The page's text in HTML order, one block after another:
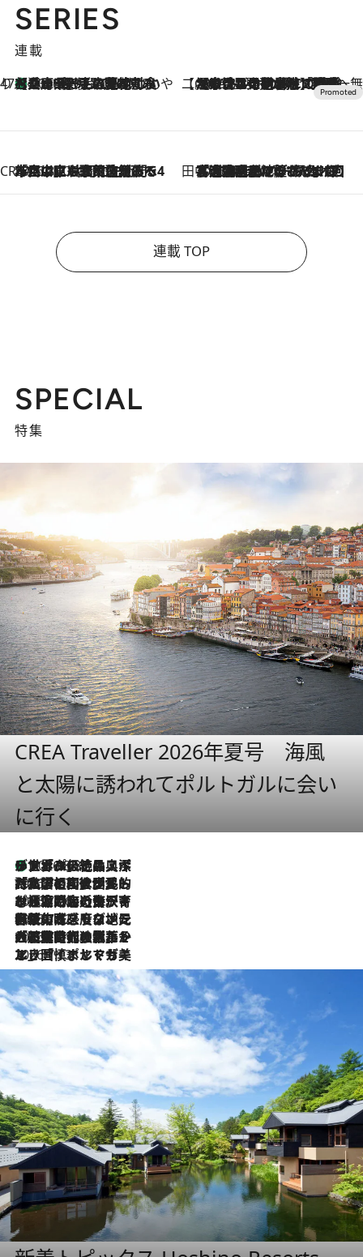
SERIES
連載
47都道府県の手みやげ ひんやりスイーツで夏を満喫
2026.8.8
【兵庫県】この夏絶対食べたい 冷やしておいしいおやつ3選 淡路島の恵みをジェラートに集約 【CREA×星野リゾート】唯一無二。癒しと発見が待つ場所へ
2026.8.7
【トンボの足水浴】ヒノキの香りに包まれて涼感マックス！約13℃の湧水かけ流しを避暑地「星野温泉 トンボの湯」で体験
CREA'S CHOICE
2026.8.7
「立川にも歌舞伎があるんだよ」 片岡仁左衛門・市川中車ら豪華座組みで4年目の立川立飛歌舞伎へ 田中稲の勝手に再ブーム
2026.8.7
「湘南乃風に憧れて」観客大盛上がりの“タオル回し”に、ラッパー顔負けの高速歌唱まで…さだまさし（74）のアグレッシブすぎる現在地
連載 TOP
SPECIAL
特集
CREA Traveller 2026年夏号 海風
と太陽に誘われてポルトガルに会い
に行く
2026.8.8
リスボンの絶品スイーツ「パステル・デ・ナタ」とは？ポルトガル伝統の奥深い世界へ
2026.7.27
「私の祖国はポルトガル語です」国民的詩人フェルナンド・ペソアと、彼が愛した文学の街を歩く
2026.7.26
ポルトガル近海が育む極上の海の幸。キリリと冷えた白ワインと愉しむ、シーフード専門店の贅沢
2026.7.22
伝統の味をモダンに昇華。高感度な地元客が集う、リスボンの最旬ガストロノミー
2026.7.21
大航海時代の栄華から、震災、独裁、そして革命へ。ポルトガル・首都リスボンの石畳に刻まれた「歴史の光と影」
2026.7.13
エッセイ・ヤマザキマリ「慎ましくも美しき国 ポルトガル」